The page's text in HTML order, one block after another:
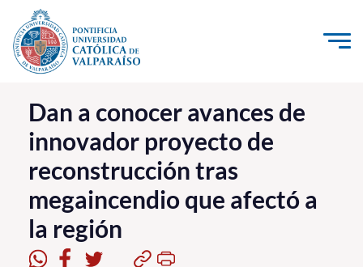
Click acá para ir directamente al contenido
La Universidad
Investigación, Creación e Innovación
PUCV Internacional
Vinculación con el Medio
Admisión
Dan a conocer avances de
innovador proyecto de
reconstrucción tras
megaincendio que afectó a
la región